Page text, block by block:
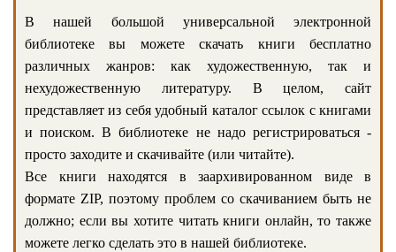
В нашей большой универсальной электронной
библиотеке вы можете скачать книги бесплатно
различных жанров: как художественную, так и
нехудожественную литературу. В целом, сайт
представляет из себя удобный каталог ссылок с книгами
и поиском. В библиотеке не надо регистрироваться -
просто заходите и скачивайте (или читайте).
Все книги находятся в заархивированном виде в
формате ZIP, поэтому проблем со скачиванием быть не
должно; если вы хотите читать книги онлайн, то также
можете легко сделать это в нашей библиотеке.